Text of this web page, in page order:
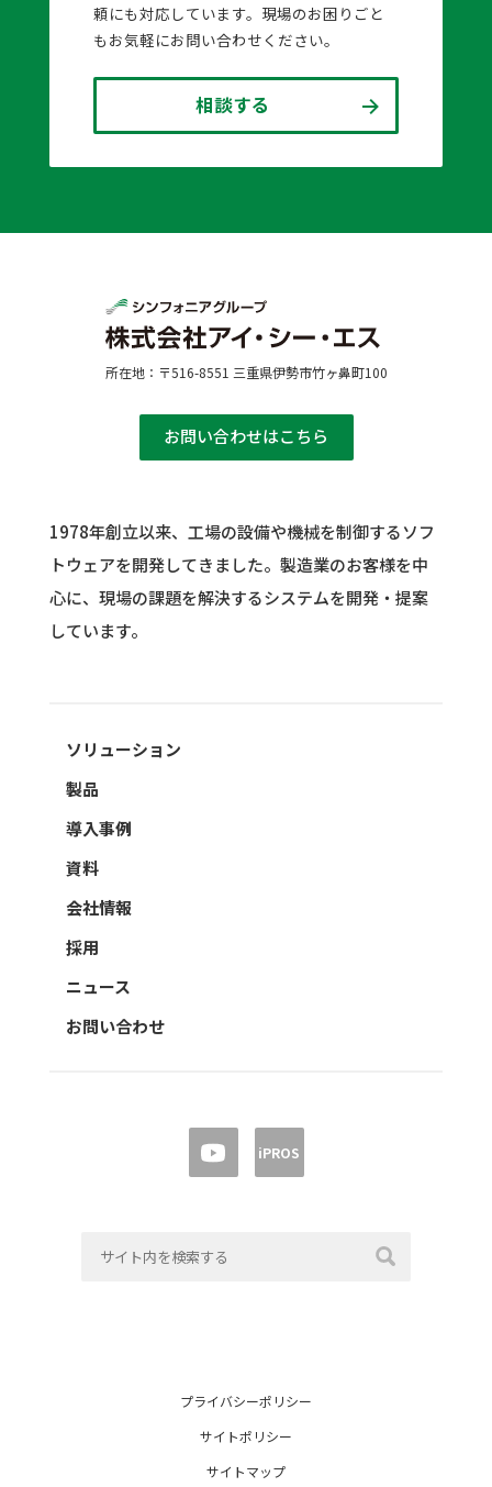
頼にも対応しています。現場のお困りごと
もお気軽にお問い合わせください。
相談する
所在地：〒516-8551 三重県伊勢市竹ヶ鼻町100
お問い合わせはこちら
1978年創立以来、工場の設備や機械を制御するソフ
トウェアを開発してきました。 製造業のお客様を中
心に、現場の課題を解決するシステムを開発・提案
しています。
ソリューション
製品
導入事例
資料
会社情報
採用
ニュース
お問い合わせ
iPROS
プライバシーポリシー
サイトポリシー
サイトマップ